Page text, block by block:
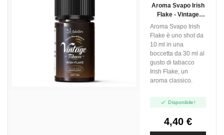
Aroma Svapo Irish
Flake - Vintage
Tobacco - Mini Shot
10ml
Aroma Svapo Irish
Flake è uno shot da
10 ml in una
boccetta da 30 ml al
gusto di tabacco
Irish Flake, un
aroma classico.
 Disponibile!
4,40 €